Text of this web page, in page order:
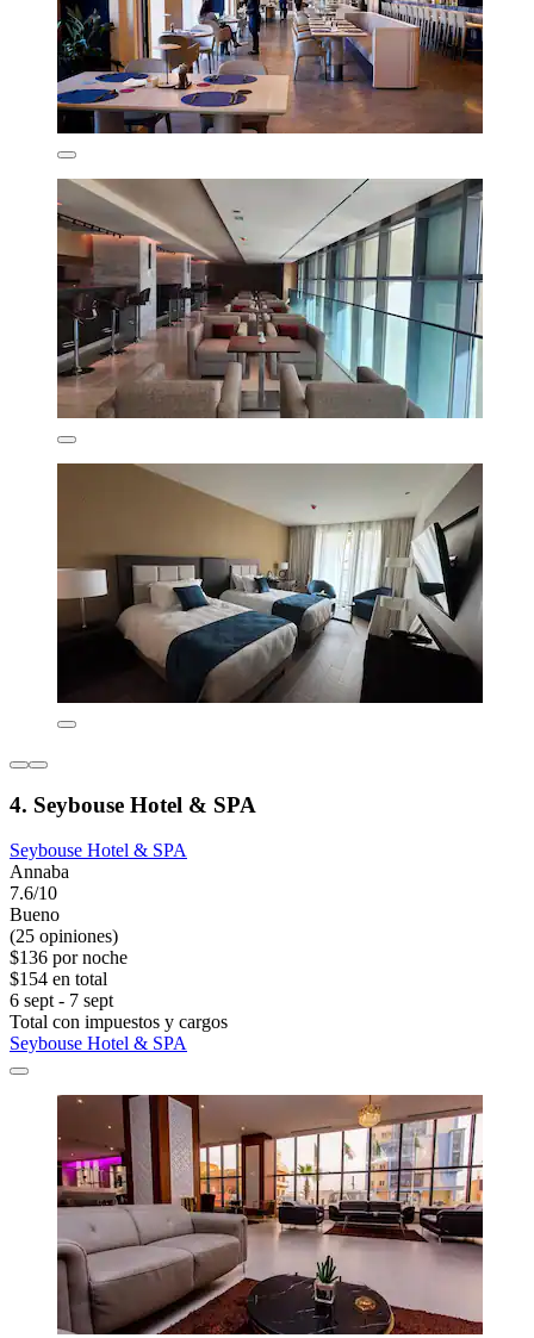
4. Seybouse Hotel & SPA
Seybouse Hotel & SPA
Annaba
7.6/10
Bueno
(25 opiniones)
$136 por noche
$154 en total
6 sept - 7 sept
Total con impuestos y cargos
Seybouse Hotel & SPA